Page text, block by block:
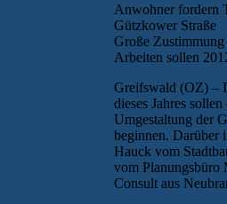
Anwohner fordern
Gützkower Straße
Große
Arbeiten sollen
Greifswald (OZ) –
dieses Jahres
Umgestaltung der
beginnen. Darüber
Hauck vom
vom Planungsbüro
Consult aus